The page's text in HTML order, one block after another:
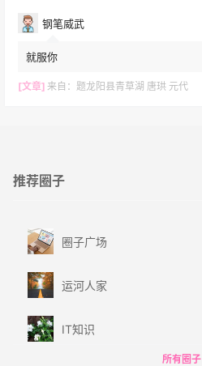
钢笔威武
就服你
[文章] 来自： 题龙阳县青草湖 唐珙 元代
推荐圈子
圈子广场
运河人家
IT知识
所有圈子